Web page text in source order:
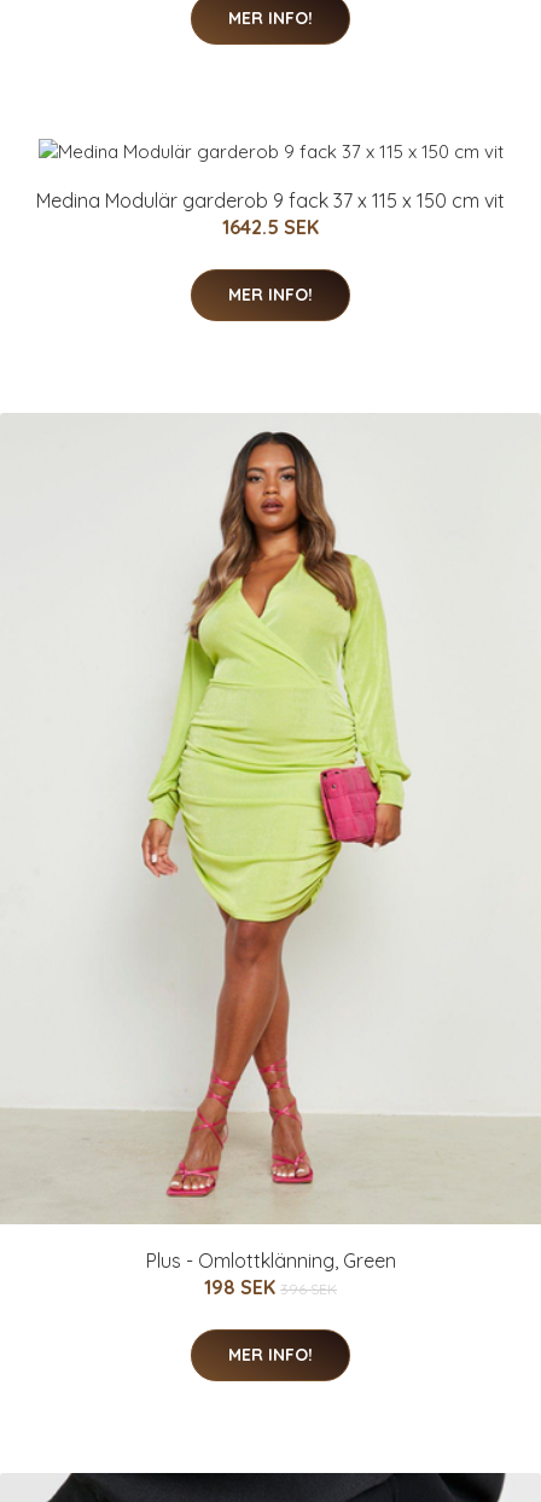
MER INFO!
Medina Modulär garderob 9 fack 37 x 115 x 150 cm vit
1642.5 SEK
MER INFO!
Plus - Omlottklänning, Green
198 SEK 396 SEK
MER INFO!